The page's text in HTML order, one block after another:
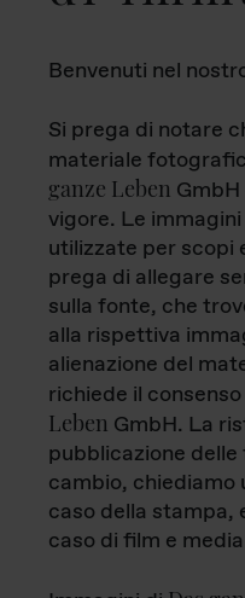
Benvenuti nel
Si prega di notare
materiale
ganze Leben
vigore. Le
utilizzate per scopi
prega di allegare
sulla fonte, che
alla rispettiva
alienazione del
richiede il
Leben GmbH. La
pubblicazione
cambio, chiediamo
caso della stampa,
caso di film e